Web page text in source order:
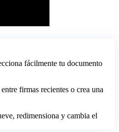
fácilmente tu documento
firmas recientes o crea una
redimensiona y cambia el